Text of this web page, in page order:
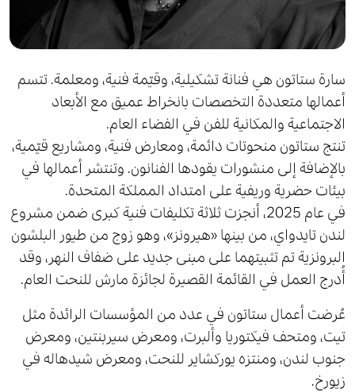
سارة ستاتون هي فنانة تشكيلية، وقيّمة فنية، ومعلمة. تتسم
أعمالها متعددة التخصصات بانخراط عميق مع الأبعاد
الاجتماعية والمكانية للفن في الفضاء العام.
تنتج ستاتون منحوتات دائمة، ومعارض فنية، ومشاريع قيّمية،
بالإضافة إلى منشورات يقودها الفنانون. وتنتشر أعمالها في
بيئات حضرية وريفية على امتداد المملكة المتحدة.
في عام 2025، أنجزت ثلاثة تكليفات فنية كبرى ضمن مشروع
لندن تايدواي، من بينها «هيرونز»، وهو زوج من طيور البلشون
البرونزية تم تثبيتهما على مبنى جديد على ضفاف النهر، وقد
أُدرج العمل في القائمة القصيرة لجائزة مارش للنحت العام.
عُرضت أعمال ستاتون في عدد من المؤسسات الرائدة مثل
تيت، ومتحف فيكتوريا وألبرت، ومعرض سيربنتين، ومعرض
جنوب لندن، ومنتزه يوركشاير للنحت، ومعرض شيدهاله في
زيورخ.